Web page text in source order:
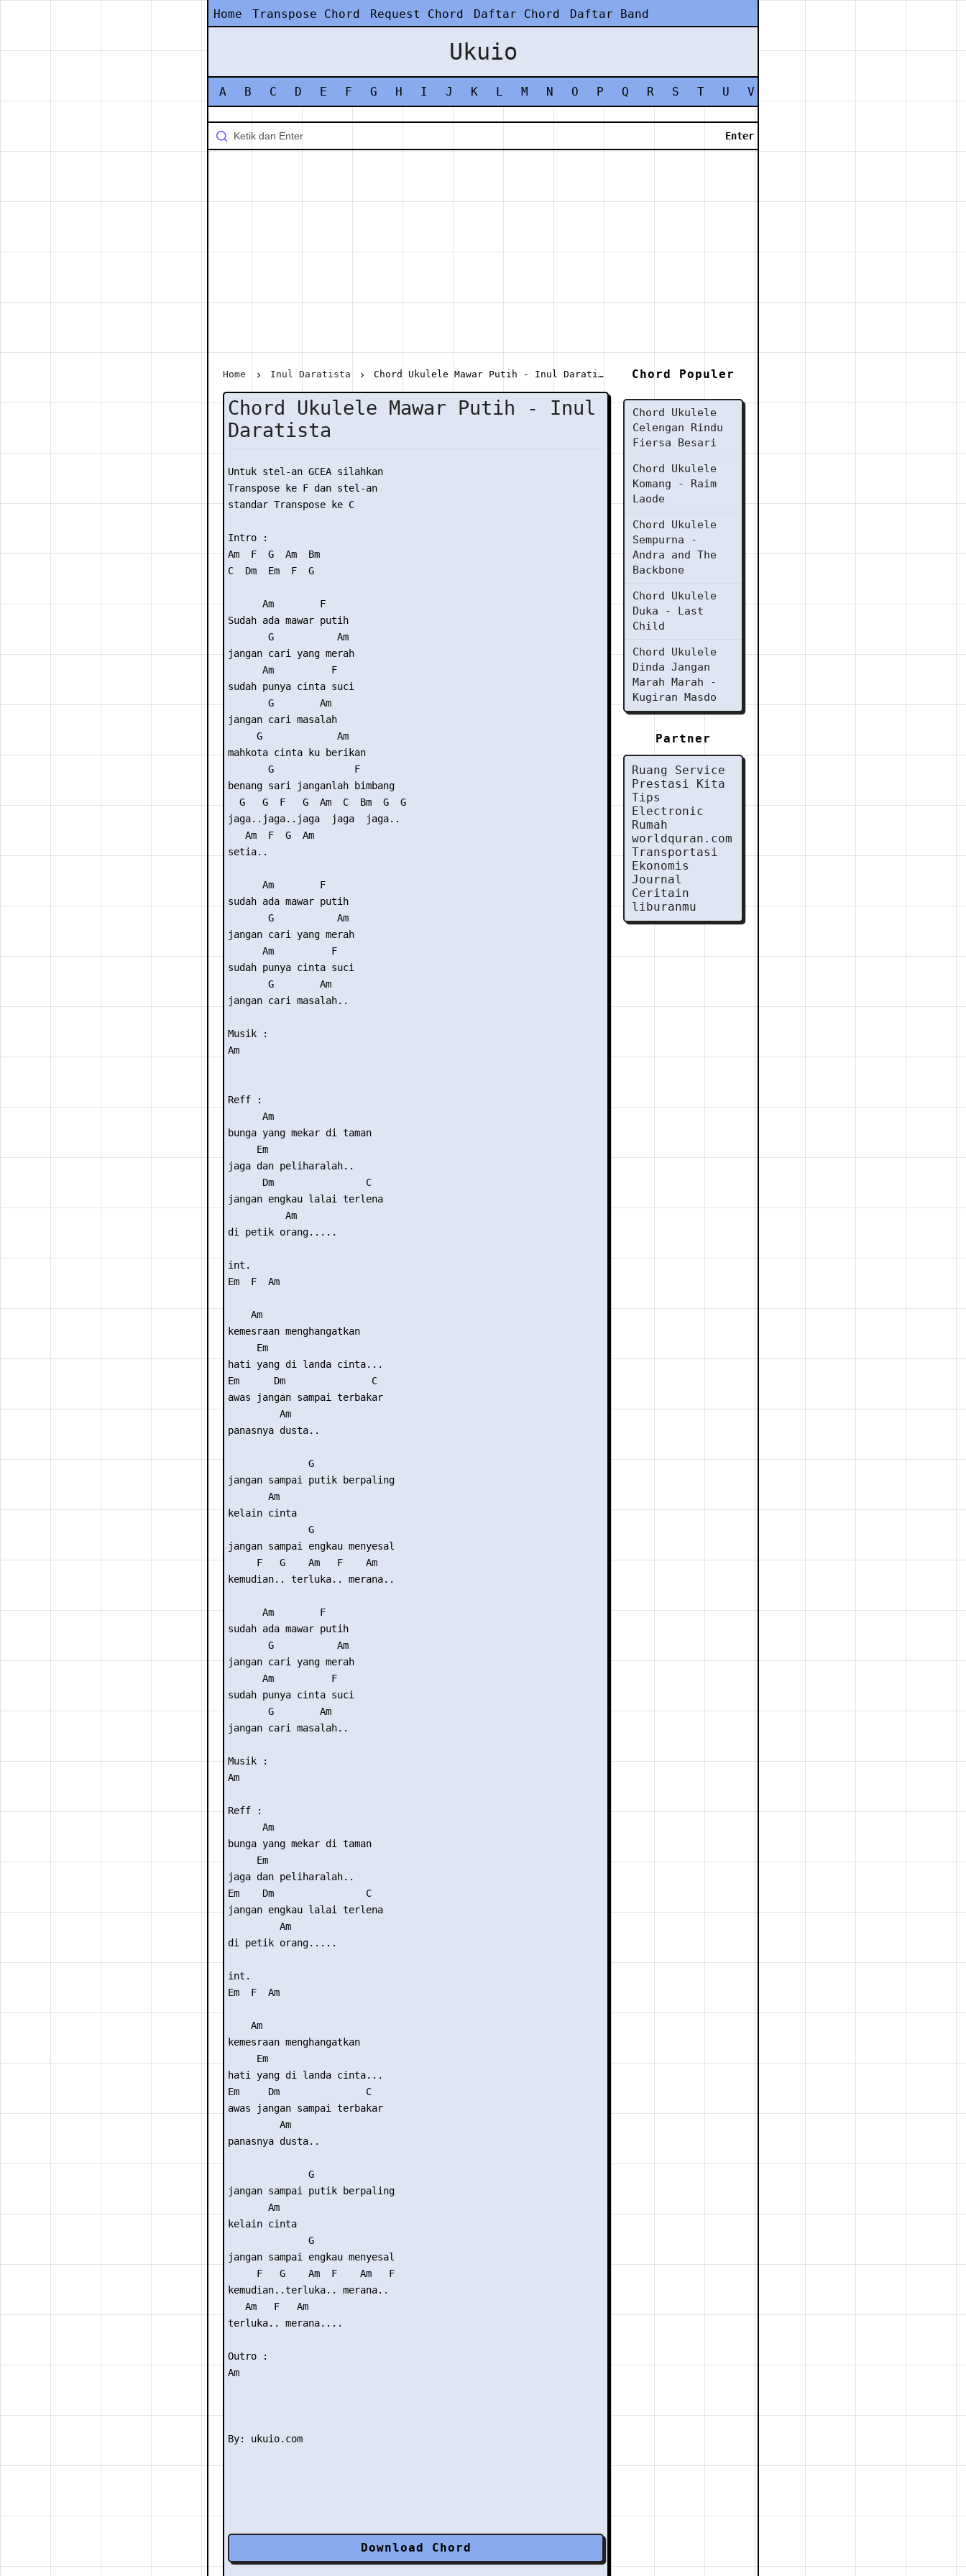
Home Transpose Chord Request Chord Daftar Chord Daftar Band
Ukuio
A B C D E F G H I J K L M N O P Q R S T U V
Home Inul Daratista Chord Ukulele Mawar Putih - Inul Daratista
Chord Ukulele Mawar Putih - Inul
Daratista
Untuk stel-an GCEA silahkan
Transpose ke F dan stel-an
standar Transpose ke C
Intro :
Am  F  G  Am  Bm
C  Dm  Em  F  G
      Am        F
Sudah ada mawar putih
       G           Am
jangan cari yang merah
      Am          F
sudah punya cinta suci
       G        Am
jangan cari masalah
     G             Am
mahkota cinta ku berikan
       G              F
benang sari janganlah bimbang
  G   G  F   G  Am  C  Bm  G  G
jaga..jaga..jaga  jaga  jaga..
   Am  F  G  Am
setia..
      Am        F
sudah ada mawar putih
       G           Am
jangan cari yang merah
      Am          F
sudah punya cinta suci
       G        Am
jangan cari masalah..
Musik :
Am
Reff :
      Am
bunga yang mekar di taman
     Em
jaga dan peliharalah..
      Dm                C
jangan engkau lalai terlena
          Am
di petik orang.....
int.
Em  F  Am
    Am
kemesraan menghangatkan
     Em
hati yang di landa cinta...
Em      Dm               C
awas jangan sampai terbakar
         Am
panasnya dusta..
              G
jangan sampai putik berpaling
       Am
kelain cinta
              G
jangan sampai engkau menyesal
     F   G    Am   F    Am
kemudian.. terluka.. merana..
      Am        F
sudah ada mawar putih
       G           Am
jangan cari yang merah
      Am          F
sudah punya cinta suci
       G        Am
jangan cari masalah..
Musik :
Am
Reff :
      Am
bunga yang mekar di taman
     Em
jaga dan peliharalah..
Em    Dm                C
jangan engkau lalai terlena
         Am
di petik orang.....
int.
Em  F  Am
    Am
kemesraan menghangatkan
     Em
hati yang di landa cinta...
Em     Dm               C
awas jangan sampai terbakar
         Am
panasnya dusta..
              G
jangan sampai putik berpaling
       Am
kelain cinta
              G
jangan sampai engkau menyesal
     F   G    Am  F    Am   F
kemudian..terluka.. merana..
   Am   F   Am
terluka.. merana....
Outro :
Am
Download Chord
Chord Populer
Chord Ukulele
Celengan Rindu
Fiersa Besari
Chord Ukulele
Komang - Raim
Laode
Chord Ukulele
Sempurna -
Andra and The
Backbone
Chord Ukulele
Duka - Last
Child
Chord Ukulele
Dinda Jangan
Marah Marah -
Kugiran Masdo
Partner
Ruang Service
Prestasi Kita
Tips
Electronic
Rumah
worldquran.com
Transportasi
Ekonomis
Journal
Ceritain
liburanmu